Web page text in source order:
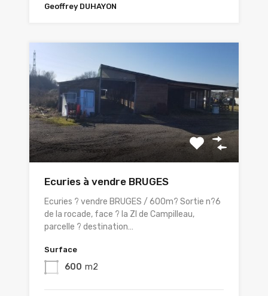
Geoffrey DUHAYON
Ecuries à vendre BRUGES
Ecuries ? vendre BRUGES / 600m? Sortie n?6
de la rocade, face ? la ZI de Campilleau,
parcelle ? destination…
Surface
600 m2